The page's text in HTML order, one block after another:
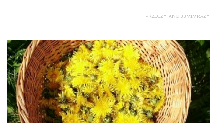
PRZECZYTANO 33 919 RAZY